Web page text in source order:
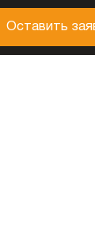
Оставить